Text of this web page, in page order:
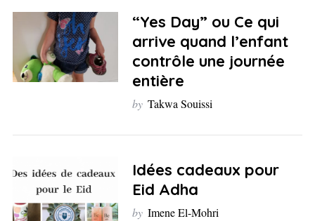
“Yes Day” ou Ce qui
arrive quand l’enfant
contrôle une journée
entière
by Takwa Souissi
Idées cadeaux pour
Eid Adha
by Imene El-Mohri